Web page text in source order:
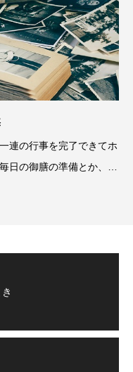
連の行事を完了できてホ
日の御膳の準備とか、お